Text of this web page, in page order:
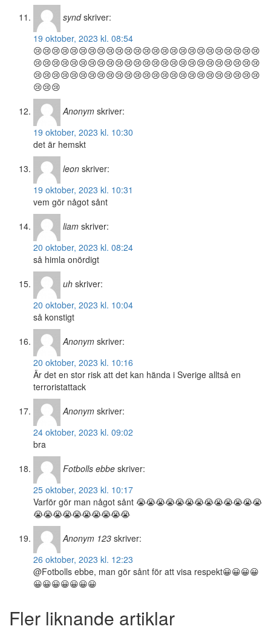
synd skriver:
19 oktober, 2023 kl. 08:54
😢😢😢😢😢😢😢😢😢😢😢😢😢😢😢😢😢😢😢😢😢😢😢😢😢
😢😢😢😢😢😢😢😢😢😢😢😢😢😢😢😢😢😢😢😢😢😢😢😢😢
😢😢😢😢😢😢😢😢😢😢😢😢😢😢😢😢😢😢😢😢😢😢😢😢😢
😢😢😢
Anonym skriver:
19 oktober, 2023 kl. 10:30
det är hemskt
leon skriver:
19 oktober, 2023 kl. 10:31
vem gör något sånt
liam skriver:
20 oktober, 2023 kl. 08:24
så himla onördigt
uh skriver:
20 oktober, 2023 kl. 10:04
så konstigt
Anonym skriver:
20 oktober, 2023 kl. 10:16
Är det en stor risk att det kan hända i Sverige alltså en
terroristattack
Anonym skriver:
24 oktober, 2023 kl. 09:02
bra
Fotbolls ebbe skriver:
25 oktober, 2023 kl. 10:17
Varför gör man något sånt 😭😭😭😭😭😭😭😭😭😭😭😭😭
😭😭😭😭😭😭😭😭😭😭
Anonym 123 skriver:
26 oktober, 2023 kl. 12:23
@Fotbolls ebbe, man gör sånt för att visa respekt😀😀😀😀
😀😀😀😀😀😀😀
Fler liknande artiklar